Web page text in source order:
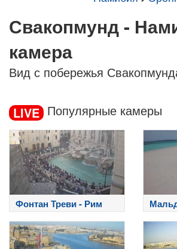
Свакопмунд -
камера
Вид с побережья
LIVE Популярные камеры
Фонтан Треви - Рим